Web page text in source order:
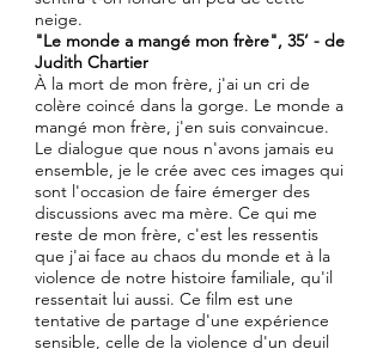
neige.
"Le monde a mangé mon frère", 35’ - de
Judith Chartier
À la mort de mon frère, j'ai un cri de
colère coincé dans la gorge. Le monde a
mangé mon frère, j'en suis convaincue.
Le dialogue que nous n'avons jamais eu
ensemble, je le crée avec ces images qui
sont l'occasion de faire émerger des
discussions avec ma mère. Ce qui me
reste de mon frère, c'est les ressentis
que j'ai face au chaos du monde et à la
violence de notre histoire familiale, qu'il
ressentait lui aussi. Ce film est une
tentative de partage d'une expérience
sensible, celle de la violence d'un deuil